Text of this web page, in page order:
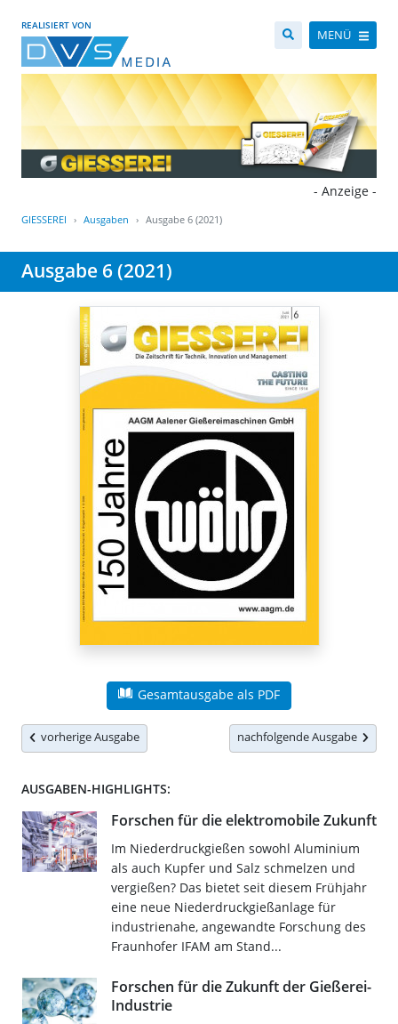
REALISIERT VON
MENÜ
- Anzeige -
GIESSEREI Ausgaben Ausgabe 6 (2021)
Ausgabe 6 (2021)
Gesamtausgabe als PDF
vorherige Ausgabe nachfolgende Ausgabe
AUSGABEN-HIGHLIGHTS:
Forschen für die elektromobile Zukunft
Im Niederdruckgießen sowohl Aluminium
als auch Kupfer und Salz schmelzen und
vergießen? Das bietet seit diesem Frühjahr
eine neue Niederdruckgießanlage für
industrienahe, angewandte Forschung des
Fraunhofer IFAM am Stand...
Forschen für die Zukunft der Gießerei-
Industrie